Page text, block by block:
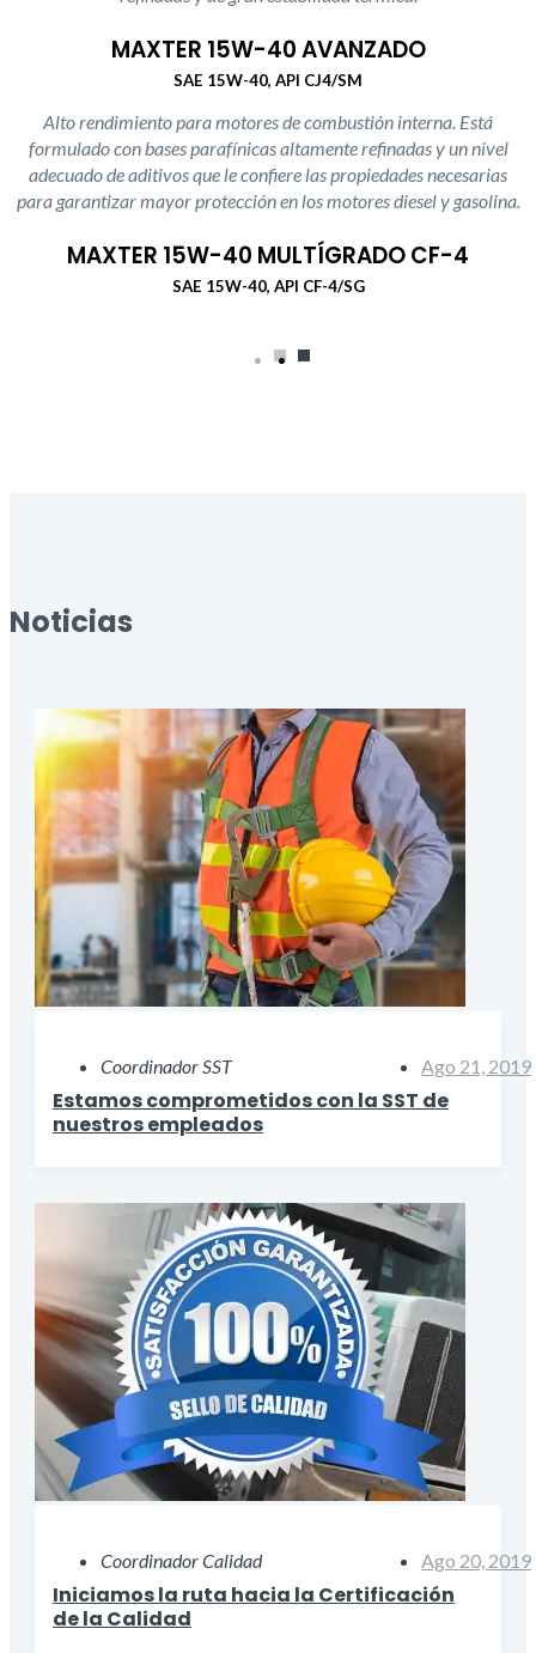
MAXTER 15W-40 AVANZADO
SAE 15W-40, API CJ4/SM
Alto rendimiento para motores de combustión interna. Está
formulado con bases parafínicas altamente refinadas y un nivel
adecuado de aditivos que le confiere las propiedades necesarias
para garantizar mayor protección en los motores diesel y gasolina.
MAXTER 15W-40 MULTÍGRADO CF-4
SAE 15W-40, API CF-4/SG
Noticias
Coordinador SST Ago 21, 2019
Estamos comprometidos con la SST de
nuestros empleados
Coordinador Calidad Ago 20, 2019
Iniciamos la ruta hacia la Certificación
de la Calidad